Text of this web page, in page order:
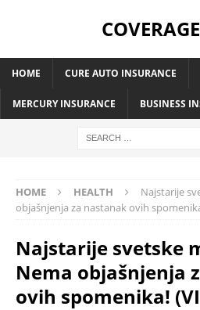
HOME CURE AUTO INSURANCE
MERCURY INSURANCE BUSINESS
HOME HEALTH
Najstarije
objašnjenja za nastanak ovih
Najstarije svetske
Nema objašnjenja
ovih spomenika!